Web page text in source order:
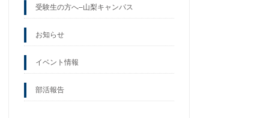
受験生の方へ–山梨キャンパス
お知らせ
イベント情報
部活報告